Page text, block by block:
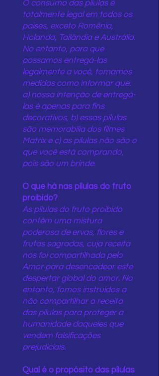
O consumo das pílulas é
totalmente legal em todos os
países, exceto Romênia,
Holanda, Tailândia e Austrália.
No entanto, para que
possamos entregá-las
legalmente a você, tomamos
medidas como informar que:
a) nossa intenção de entregá-
las é apenas para fins
decorativos, b) essas pílulas
são memorabilia dos filmes
Matrix e c) as pílulas não são o
que você está comprando,
pois são um brinde.
O que há nas pílulas do fruto
proibido?
As pílulas do fruto proibido
contêm uma mistura
poderosa de ervas, flores e
frutas sagradas, cuja receita
nos foi compartilhada pelo
Amor para desencadear este
despertar global do amor. No
entanto, fomos instruídos a
não compartilhar a receita
das pílulas para proteger a
humanidade daqueles que
vendem falsificações
prejudiciais.
Qual é o propósito das pílulas